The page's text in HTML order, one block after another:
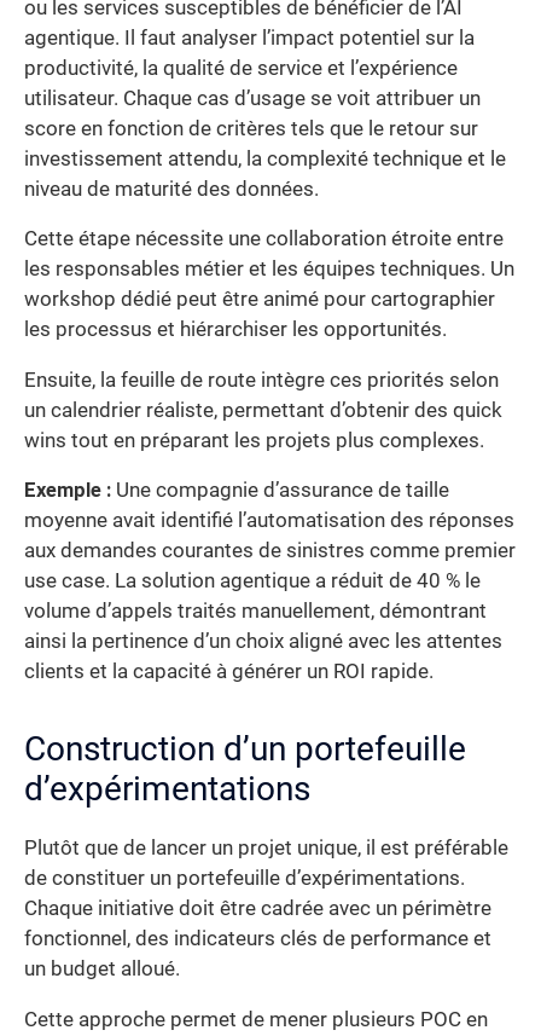
ou les services susceptibles de bénéficier de l’AI
agentique. Il faut analyser l’impact potentiel sur la
productivité, la qualité de service et l’expérience
utilisateur. Chaque cas d’usage se voit attribuer un
score en fonction de critères tels que le retour sur
investissement attendu, la complexité technique et le
niveau de maturité des données.
Cette étape nécessite une collaboration étroite entre
les responsables métier et les équipes techniques. Un
workshop dédié peut être animé pour cartographier
les processus et hiérarchiser les opportunités.
Ensuite, la feuille de route intègre ces priorités selon
un calendrier réaliste, permettant d’obtenir des quick
wins tout en préparant les projets plus complexes.
Exemple : Une compagnie d’assurance de taille
moyenne avait identifié l’automatisation des réponses
aux demandes courantes de sinistres comme premier
use case. La solution agentique a réduit de 40 % le
volume d’appels traités manuellement, démontrant
ainsi la pertinence d’un choix aligné avec les attentes
clients et la capacité à générer un ROI rapide.
Construction d’un portefeuille
d’expérimentations
Plutôt que de lancer un projet unique, il est préférable
de constituer un portefeuille d’expérimentations.
Chaque initiative doit être cadrée avec un périmètre
fonctionnel, des indicateurs clés de performance et
un budget alloué.
Cette approche permet de mener plusieurs POC en